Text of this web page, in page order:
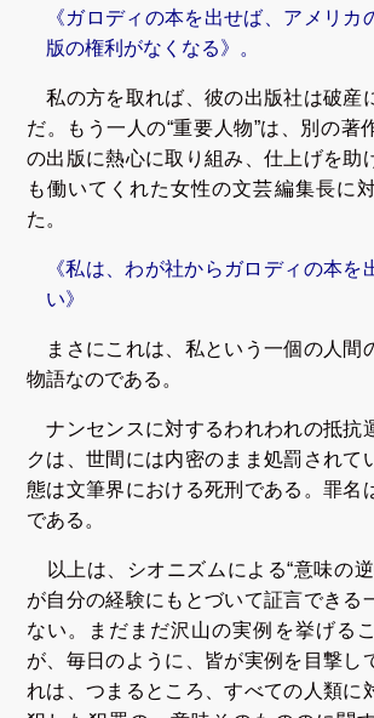
《ガロディの本を出せば、アメリカ
版の権利がなくなる》。
私の方を取れば、彼の出版社は破産
だ。もう一人の“重要人物”は、別の著
の出版に熱心に取り組み、仕上げを助
も働いてくれた女性の文芸編集長に
た。
《私は、わが社からガロディの本を
い》
まさにこれは、私という一個の人間
物語なのである。
ナンセンスに対するわれわれの抵抗
クは、世間には内密のまま処罰されて
態は文筆界における死刑である。罪名
である。
以上は、シオニズムによる“意味の
が自分の経験にもとづいて証言できる
ない。まだまだ沢山の実例を挙げる
が、毎日のように、皆が実例を目撃し
れは、つまるところ、すべての人類に